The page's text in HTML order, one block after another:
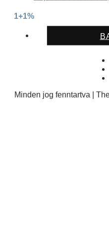
1+1%
Minden jog fenntartva